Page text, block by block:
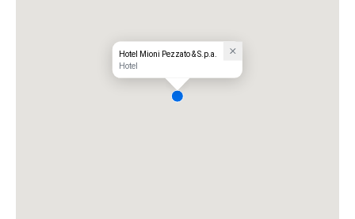
Hotel Mioni Pezzato & S.p.a.
Hotel